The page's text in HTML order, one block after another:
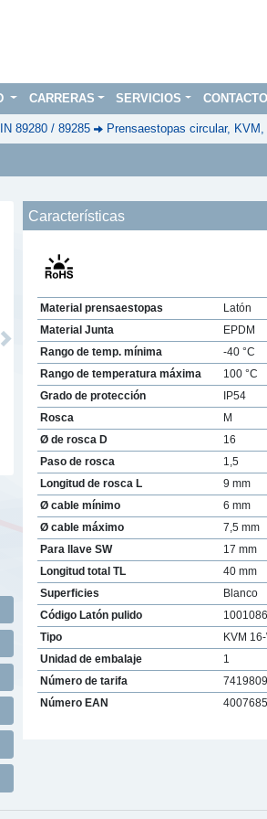
CARRERAS SERVICIOS CONTACTO
89280 / 89285 Prensaestopas circular,
Next
Características
Material prensaestopas
Latón
Material Junta
EPDM
Rango de temp. mínima
-40 °C
Rango de temperatura máxima
100 °C
Grado de protección
IP54
Rosca
M
Ø de rosca D
16
Paso de rosca
1,5
Longitud de rosca L
9 mm
Ø cable mínimo
6 mm
Ø cable máximo
7,5 mm
Para llave SW
17 mm
Longitud total TL
40 mm
Superficies
Blanco
Código Latón pulido
Tipo
KVM
Unidad de embalaje
1
Número de tarifa
Número EAN